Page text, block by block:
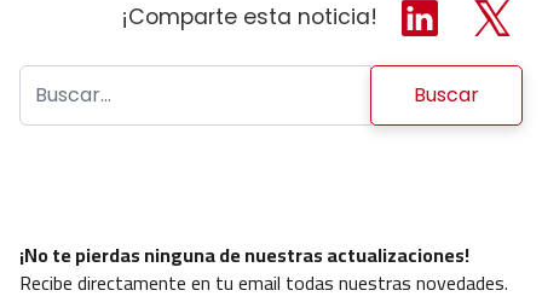
¡Comparte esta noticia!
Buscar:
¡No te pierdas ninguna de nuestras actualizaciones!
Recibe directamente en tu email todas nuestras novedades.